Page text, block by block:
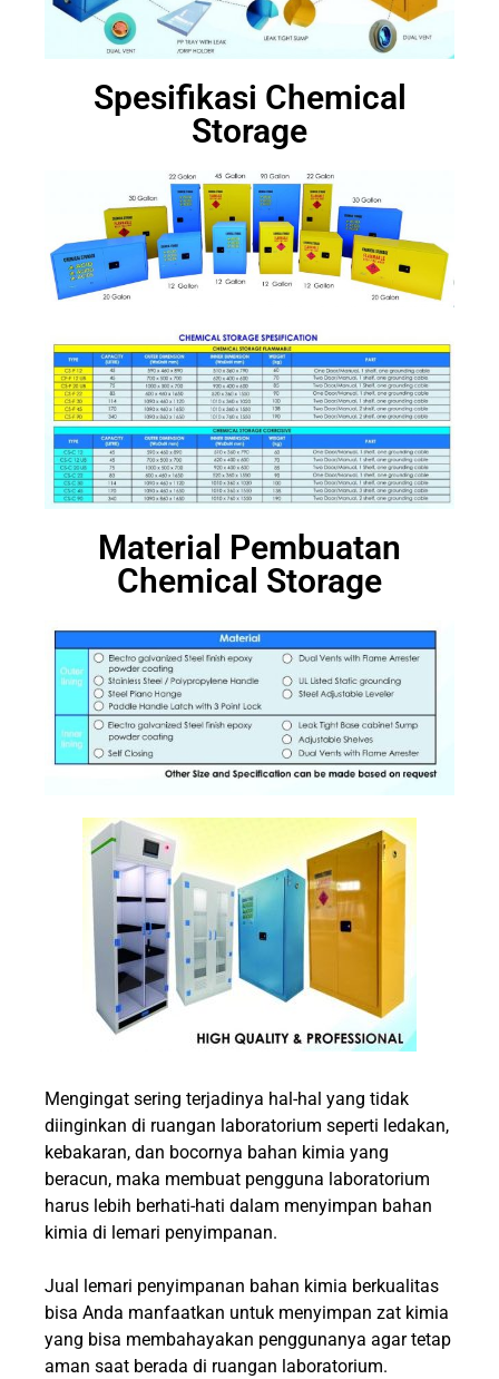
Spesifikasi Chemical
Storage
Material Pembuatan
Chemical Storage
Mengingat sering terjadinya hal-hal yang tidak
diinginkan di ruangan laboratorium seperti ledakan,
kebakaran, dan bocornya bahan kimia yang
beracun, maka membuat pengguna laboratorium
harus lebih berhati-hati dalam menyimpan bahan
kimia di lemari penyimpanan.
Jual lemari penyimpanan bahan kimia berkualitas
bisa Anda manfaatkan untuk menyimpan zat kimia
yang bisa membahayakan penggunanya agar tetap
aman saat berada di ruangan laboratorium.